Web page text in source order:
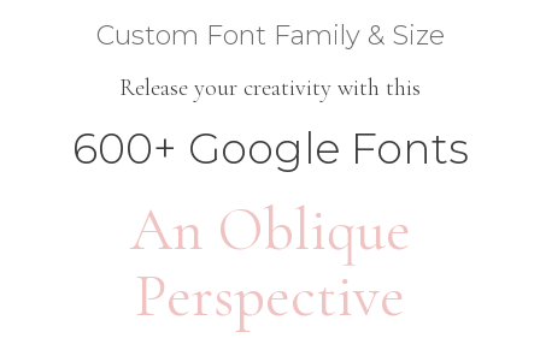
Custom Font Family & Size
Release your creativity with this
600+ Google Fonts
An Oblique
Perspective